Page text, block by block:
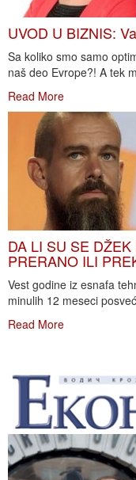
UVOD U BIZNIS:
Sa koliko smo samo
naš deo Evrope?! A tek
Read More
DA LI SU SE
PRERANO ILI
Vest godine iz esnafa
minulih 12 meseci
Read More